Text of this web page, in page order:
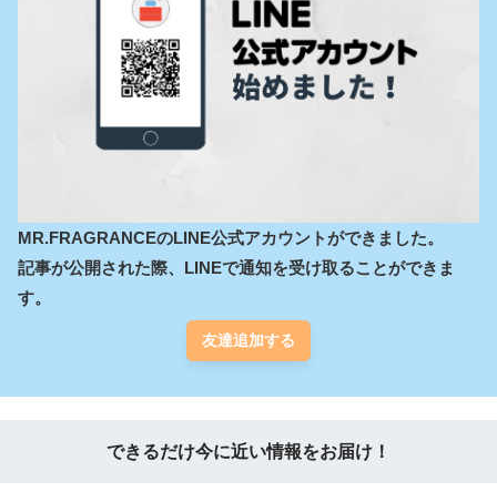
MR.FRAGRANCEのLINE公式アカウントができました。
記事が公開された際、LINEで通知を受け取ることができま
す。
友達追加する
できるだけ今に近い情報をお届け！